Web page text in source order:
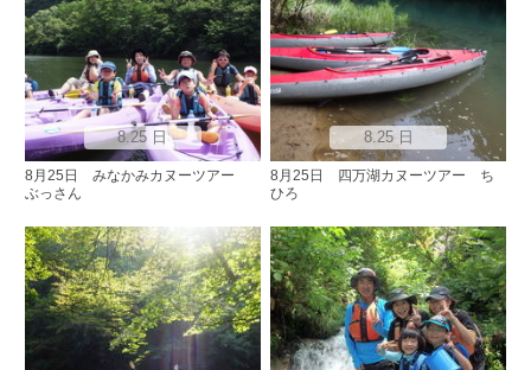
8.25 日
8月25日 みなかみカヌーツアー
ぶっさん
8.25 日
8月25日 四万湖カヌーツアー ち
ひろ